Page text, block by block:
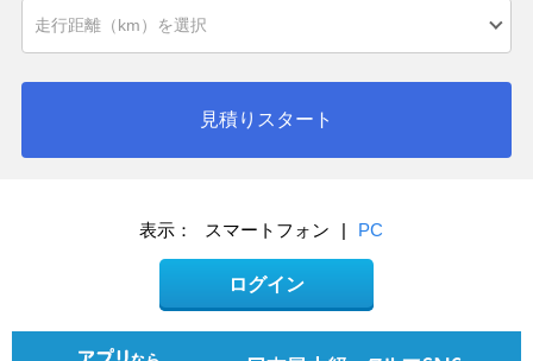
見積りスタート
表示： スマートフォン | PC
ログイン